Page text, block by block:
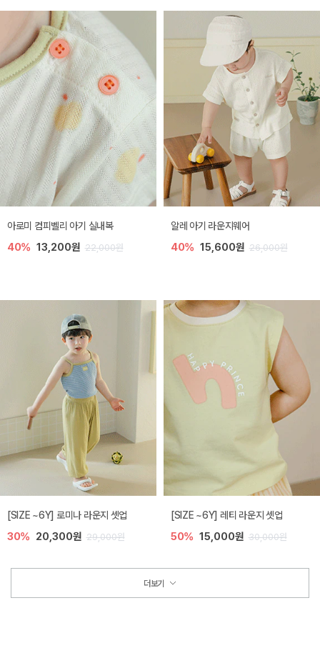
아로미 컴피벨리 아기 실내복
40% 13,200원 22,000원
알레 아기 라운지웨어
40% 15,600원 26,000원
[SIZE ~6Y] 로미나 라운지 셋업
30% 20,300원 29,000원
[SIZE ~6Y] 레티 라운지 셋업
50% 15,000원 30,000원
더보기